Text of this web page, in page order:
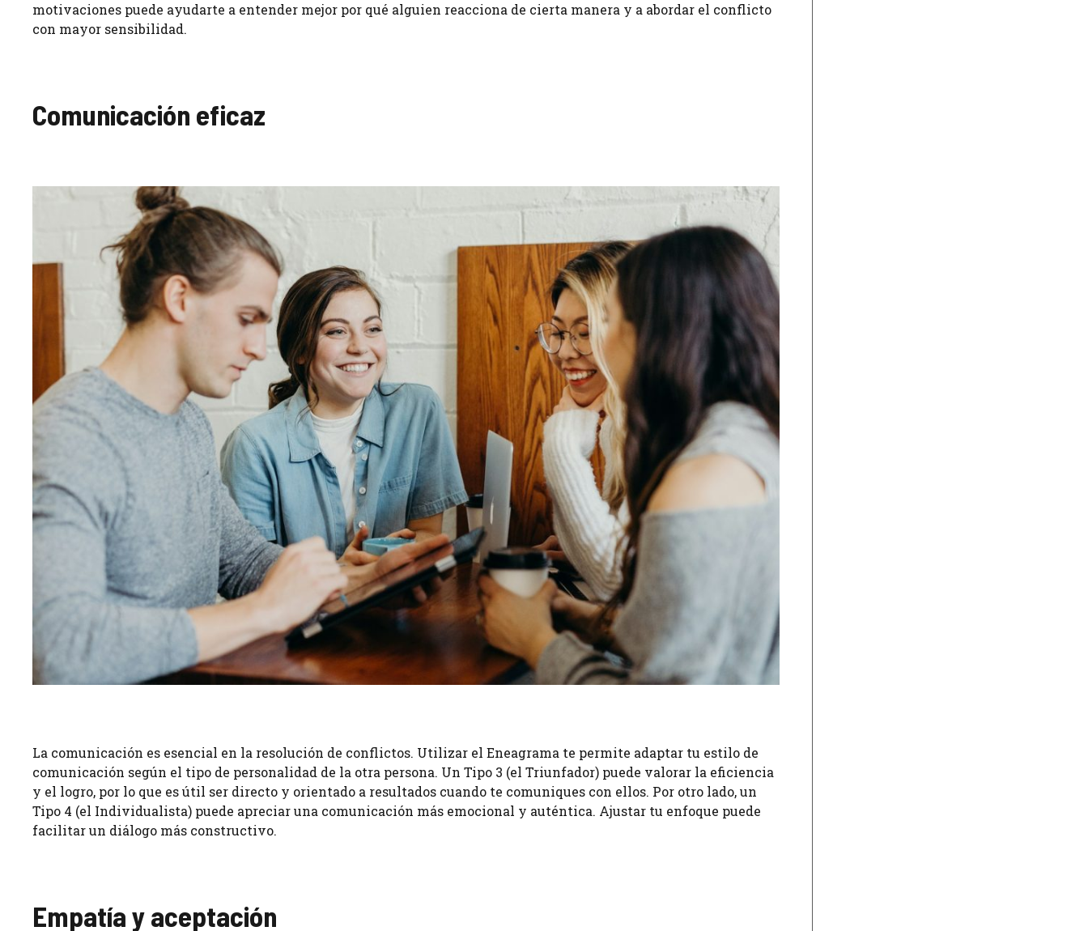
motivaciones puede ayudarte a entender mejor por qué alguien reacciona de cierta manera y a abordar el conflicto
con mayor sensibilidad.
Comunicación eficaz
La comunicación es esencial en la resolución de conflictos. Utilizar el Eneagrama te permite adaptar tu estilo de
comunicación según el tipo de personalidad de la otra persona. Un Tipo 3 (el Triunfador) puede valorar la eficiencia
y el logro, por lo que es útil ser directo y orientado a resultados cuando te comuniques con ellos. Por otro lado, un
Tipo 4 (el Individualista) puede apreciar una comunicación más emocional y auténtica. Ajustar tu enfoque puede
facilitar un diálogo más constructivo.
Empatía y aceptación